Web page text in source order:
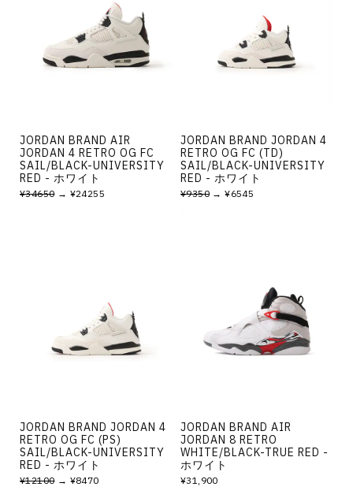
JORDAN BRAND AIR
JORDAN 4 RETRO OG FC
SAIL/BLACK-UNIVERSITY
RED - ホワイト
¥34650→ ¥24255
JORDAN BRAND JORDAN 4
RETRO OG FC (TD)
SAIL/BLACK-UNIVERSITY
RED - ホワイト
¥9350 → ¥6545
JORDAN BRAND JORDAN 4
RETRO OG FC (PS)
SAIL/BLACK-UNIVERSITY
RED - ホワイト
¥12100→ ¥8470
JORDAN BRAND AIR
JORDAN 8 RETRO
WHITE/BLACK-TRUE RED -
ホワイト
¥31,900